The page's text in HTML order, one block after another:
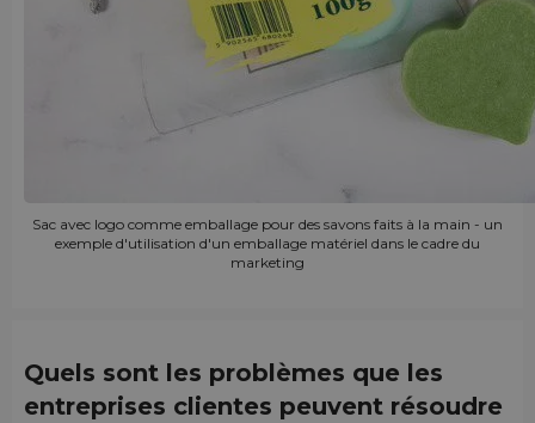
Sac avec logo comme emballage pour des savons faits à la main - un
exemple d'utilisation d'un emballage matériel dans le cadre du
marketing
Quels sont les problèmes que les
entreprises clientes peuvent résoudre